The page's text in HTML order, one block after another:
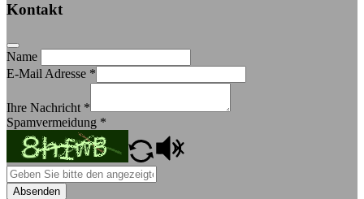
Kontakt
Name
E-Mail Adresse *
Ihre Nachricht *
Spamvermeidung *
Absenden